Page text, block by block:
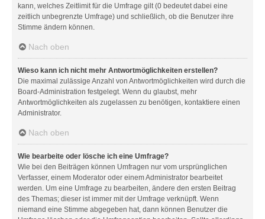
kann, welches Zeitlimit für die Umfrage gilt (0 bedeutet dabei eine
zeitlich unbegrenzte Umfrage) und schließlich, ob die Benutzer ihre
Stimme ändern können.
Nach oben
Wieso kann ich nicht mehr Antwortmöglichkeiten erstellen?
Die maximal zulässige Anzahl von Antwortmöglichkeiten wird durch die
Board-Administration festgelegt. Wenn du glaubst, mehr
Antwortmöglichkeiten als zugelassen zu benötigen, kontaktiere einen
Administrator.
Nach oben
Wie bearbeite oder lösche ich eine Umfrage?
Wie bei den Beiträgen können Umfragen nur vom ursprünglichen
Verfasser, einem Moderator oder einem Administrator bearbeitet
werden. Um eine Umfrage zu bearbeiten, ändere den ersten Beitrag
des Themas; dieser ist immer mit der Umfrage verknüpft. Wenn
niemand eine Stimme abgegeben hat, dann können Benutzer die